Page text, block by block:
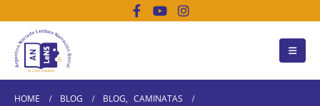
HOME BLOG BLOG, CAMINATAS